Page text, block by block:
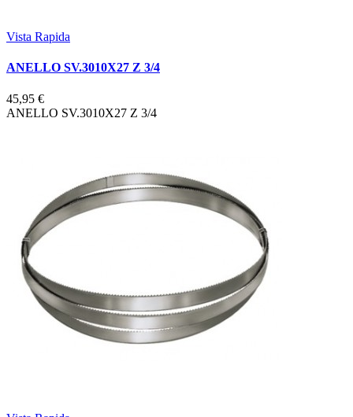
Vista Rapida
ANELLO SV.3010X27 Z 3/4
45,95 €
ANELLO SV.3010X27 Z 3/4